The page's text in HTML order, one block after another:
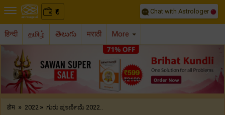
₹
0 Chat with Astrologer
हिन्दी தமிழ் తెలుగు मराठी More
Previous
होम » 2022 » ಗುರು ಪೂರ್ಣಿಮೆ 2022..